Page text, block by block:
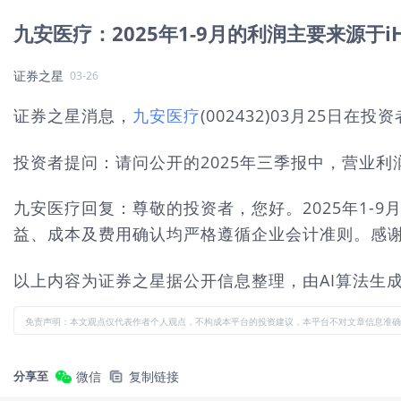
九安医疗：2025年1-9月的利润主要来源
证券之星 03-26
证券之星消息， 九安医疗(002432)03月25日在投资
投资者提问：请问公开的2025年三季报中，营业
九安医疗回复：尊敬的投资者，您好。2025年1-9
益、成本及费用确认均严格遵循企业会计准则。感
以上内容为证券之星据公开信息整理，由AI算法
免责声明：本文观点仅代表作者个人观点，不构成本平台的投资建议，本平台不对文章信息
分享至 微信 复制链接